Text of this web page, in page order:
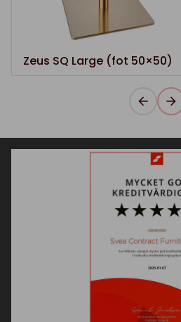
Zeus SQ Large (fot 50×50)